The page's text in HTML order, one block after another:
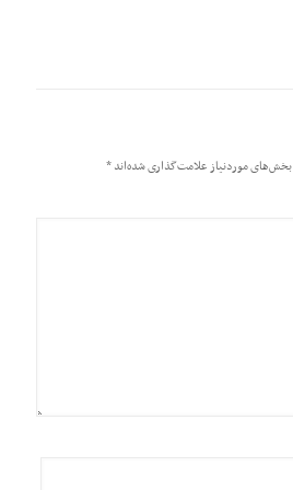
بخش‌های موردنیاز علامت‌گذاری شده‌اند*